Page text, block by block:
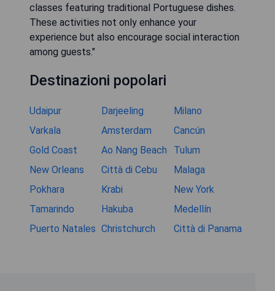
classes featuring traditional Portuguese dishes.
These activities not only enhance your
experience but also encourage social interaction
among guests."
Destinazioni popolari
Udaipur Darjeeling
Milano
Varkala
Amsterdam
Cancún
Gold Coast
Ao Nang Beach
Tulum
New Orleans
Città di Cebu
Malaga
Pokhara
Krabi
New York
Tamarindo
Hakuba
Medellín
Puerto Natales Christchurch Città di Panama